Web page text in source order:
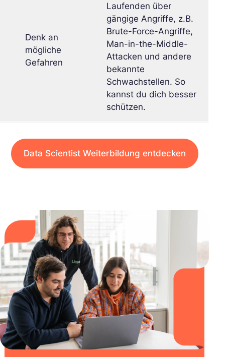
Denk an
mögliche
Gefahren
Laufenden über
gängige Angriffe, z.B.
Brute-Force-Angriffe,
Man-in-the-Middle-
Attacken und andere
bekannte
Schwachstellen. So
kannst du dich besser
schützen.
Data Scientist Weiterbildung entdecken